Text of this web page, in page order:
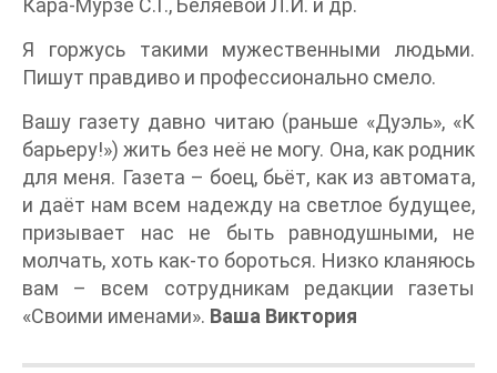
Кара-Мурзе С.Г., Беляевой Л.И. и др.
Я горжусь такими мужественными людьми.
Пишут правдиво и профессионально смело.
Вашу газету давно читаю (раньше «Дуэль», «К
барьеру!») жить без неё не могу. Она, как родник
для меня. Газета – боец, бьёт, как из автомата,
и даёт нам всем надежду на светлое будущее,
призывает нас не быть равнодушными, не
молчать, хоть как-то бороться. Низко кланяюсь
вам – всем сотрудникам редакции газеты
«Своими именами». Ваша Виктория